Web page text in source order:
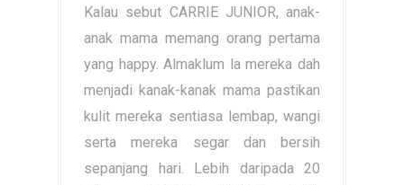
Kalau sebut CARRIE JUNIOR, anak-
anak mama memang orang pertama
yang happy. Almaklum la mereka dah
menjadi kanak-kanak mama pastikan
kulit mereka sentiasa lembap, wangi
serta mereka segar dan bersih
sepanjang hari. Lebih daripada 20